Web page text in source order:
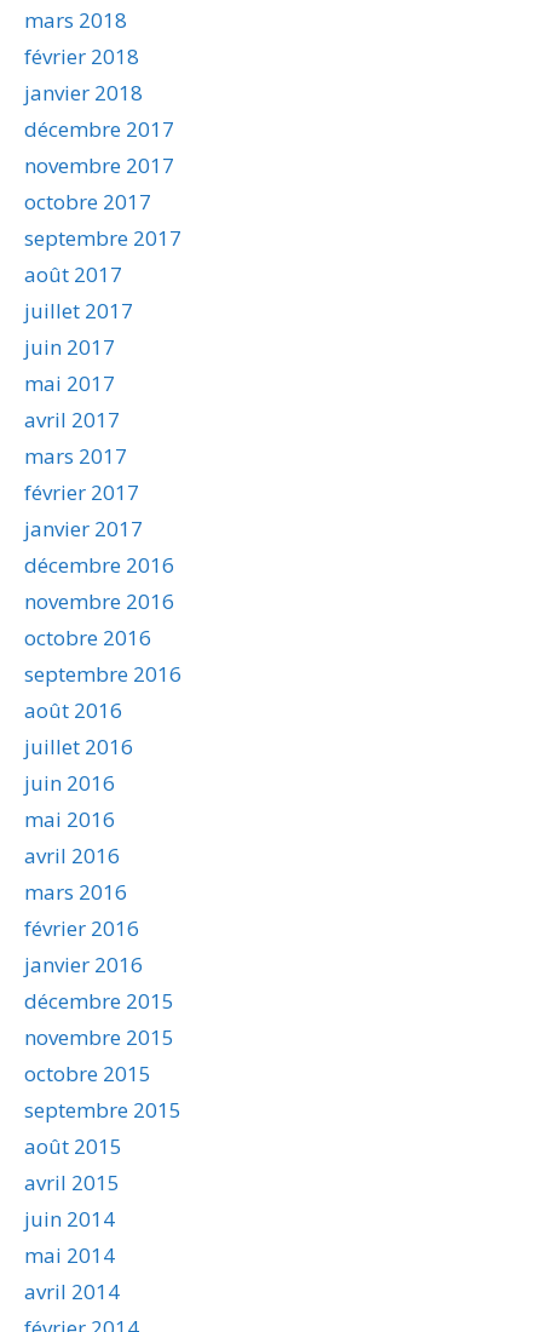
mars 2018
février 2018
janvier 2018
décembre 2017
novembre 2017
octobre 2017
septembre 2017
août 2017
juillet 2017
juin 2017
mai 2017
avril 2017
mars 2017
février 2017
janvier 2017
décembre 2016
novembre 2016
octobre 2016
septembre 2016
août 2016
juillet 2016
juin 2016
mai 2016
avril 2016
mars 2016
février 2016
janvier 2016
décembre 2015
novembre 2015
octobre 2015
septembre 2015
août 2015
avril 2015
juin 2014
mai 2014
avril 2014